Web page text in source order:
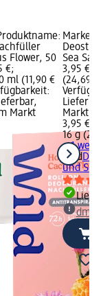
Flower, 50
€;
ml (11,90 €
Markt
Marke:
Sea
3,95 €;
(24,69 €
Markt
3,95 €
16 g
+ 1
Wild
und Sea
dm